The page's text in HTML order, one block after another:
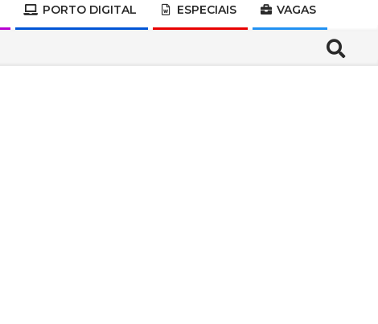
PORTO DIGITAL ESPECIAIS VAGAS
Search